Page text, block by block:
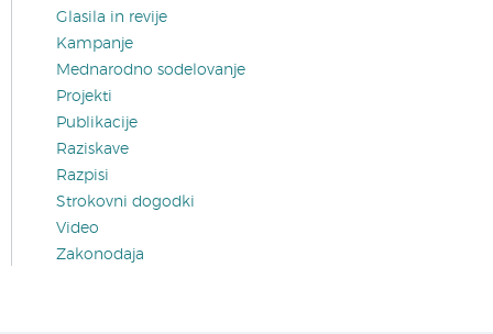
Glasila in revije
Kampanje
Mednarodno sodelovanje
Projekti
Publikacije
Raziskave
Razpisi
Strokovni dogodki
Video
Zakonodaja